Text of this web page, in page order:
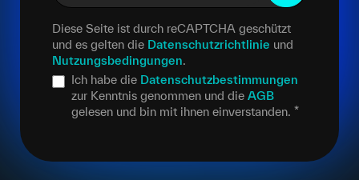
Diese Seite ist durch reCAPTCHA geschützt
und es gelten die Datenschutzrichtlinie und
Nutzungsbedingungen.
Ich habe die Datenschutzbestimmungen
zur Kenntnis genommen und die AGB
gelesen und bin mit ihnen einverstanden. *